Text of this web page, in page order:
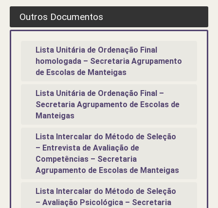
Outros Documentos
Lista Unitária de Ordenação Final
homologada – Secretaria Agrupamento
de Escolas de Manteigas
Lista Unitária de Ordenação Final –
Secretaria Agrupamento de Escolas de
Manteigas
Lista Intercalar do Método de Seleção
– Entrevista de Avaliação de
Competências – Secretaria
Agrupamento de Escolas de Manteigas
Lista Intercalar do Método de Seleção
– Avaliação Psicológica – Secretaria